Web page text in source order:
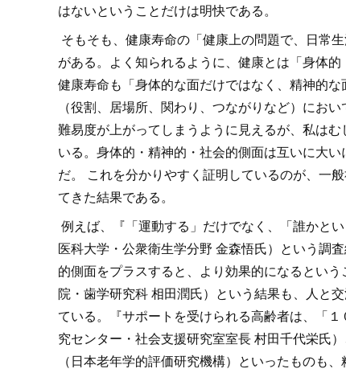
はないということだけは明快である。
そもそも、健康寿命の「健康上の問題で、日常
がある。よく知られるように、健康とは「身体
健康寿命も「身体的な面だけではなく、精神的
（役割、居場所、関わり、つながりなど）にお
難易度が上がってしまうように見えるが、私は
いる。身体的・精神的・社会的側面は互いに大
だ。 これを分かりやすく証明しているのが、一
てきた結果である。
例えば、『「運動する」だけでなく、「誰かと
医科大学・公衆衛生学分野 金森悟氏）という調
的側面をプラスすると、より効果的になるとい
院・歯学研究科 相田潤氏）という結果も、人と
ている。『サポートを受けられる高齢者は、「
究センター・社会支援研究室室長 村田千代栄氏
（日本老年学的評価研究機構）といったものも